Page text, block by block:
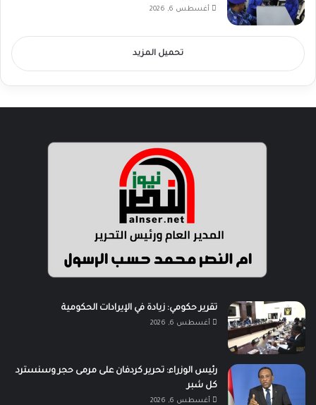
أغسطس 6, 2026
تحميل المزيد
تقرير حكومي: زيادة في الإيرادات الحكومية
أغسطس 6, 2026
رئيس الوزراء: تحرير كردفان على مرمى حجر وسنسترد
كل شبر
أغسطس 6, 2026